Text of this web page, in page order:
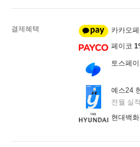
결제혜택 카카오페
페이코
토스페이
예스24
전월 실
현대백